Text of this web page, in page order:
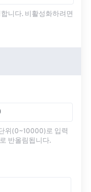
니다. 비활성화하려면
위(0~10000)로 입력
반올림됩니다.